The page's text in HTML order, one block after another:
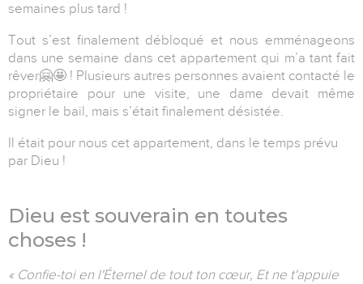
semaines plus tard !
Tout s’est finalement débloqué et nous emménageons
dans une semaine dans cet appartement qui m’a tant fait
rêver🤗🤩 ! Plusieurs autres personnes avaient contacté le
propriétaire pour une visite, une dame devait même
signer le bail, mais s’était finalement désistée.
Il était pour nous cet appartement, dans le temps prévu
par Dieu !
Dieu est souverain en toutes
choses !
« Confie-toi en l'Éternel de tout ton cœur, Et ne t'appuie